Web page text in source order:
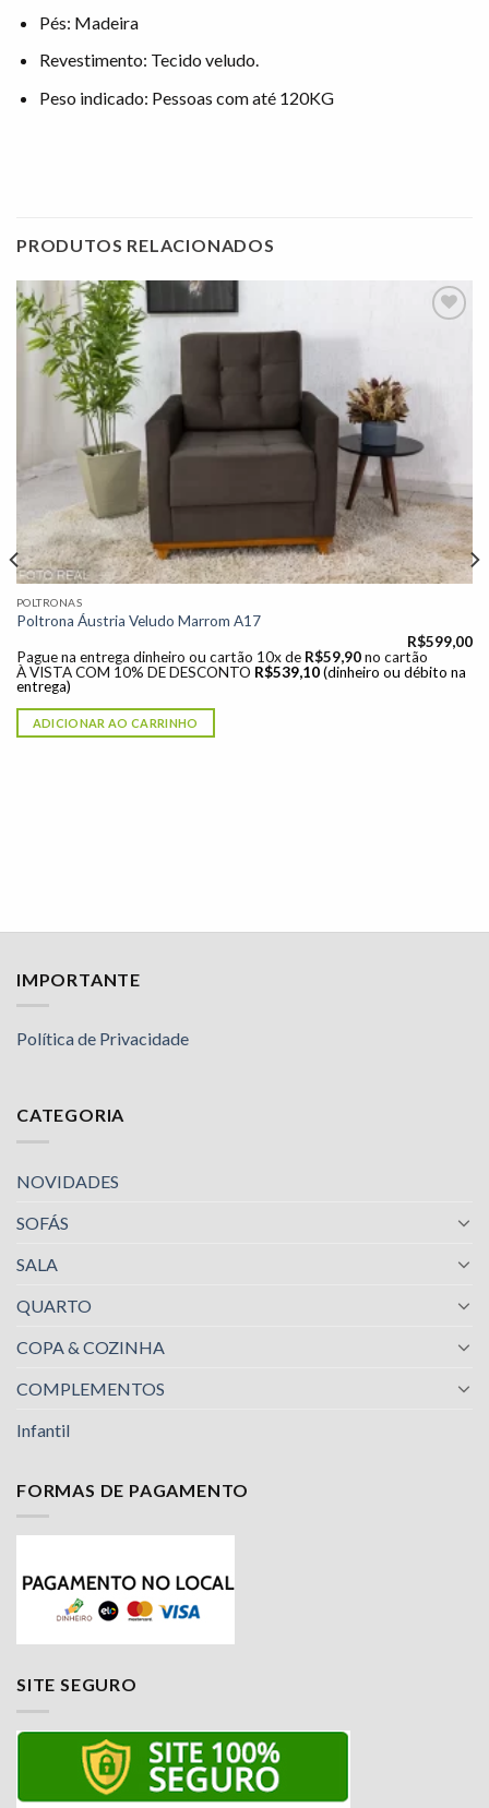
Pés: Madeira
Revestimento: Tecido veludo.
Peso indicado: Pessoas com até 120KG
PRODUTOS RELACIONADOS
à lista de
desejos"
POLTRONAS
Poltrona Áustria Veludo Marrom A17
R$599,00
Pague na entrega dinheiro ou cartão 10x de R$59,90 no cartão
À VISTA COM 10% DE DESCONTO R$539,10 (dinheiro ou débito na
entrega)
ADICIONAR AO CARRINHO
IMPORTANTE
Política de Privacidade
CATEGORIA
NOVIDADES
SOFÁS
SALA
QUARTO
COPA & COZINHA
COMPLEMENTOS
Infantil
FORMAS DE PAGAMENTO
SITE SEGURO
Nossa equipe de suporte ao cliente está aqui
nos qualquer coisa!
Jailson
Olá! Em que posso ajudar?